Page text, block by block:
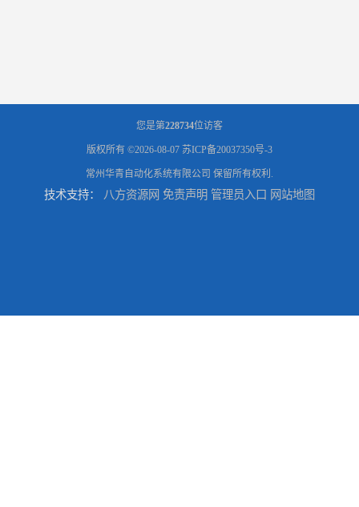
您是第228734位访客
版权所有 ©2026-08-07 苏ICP备20037350号-3
常州华青自动化系统有限公司 保留所有权利.
技术支持： 八方资源网 免责声明 管理员入口 网站地图